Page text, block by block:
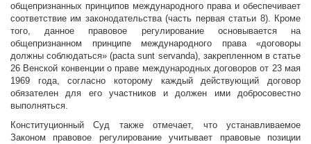
общепризнанных принципов международного права и обеспечивает
соответствие им законодательства (часть первая статьи 8). Кроме
того, данное правовое регулирование основывается на
общепризнанном принципе международного права «договоры
должны соблюдаться» (pacta sunt servanda), закрепленном в статье
26 Венской конвенции о праве международных договоров от 23 мая
1969 года, согласно которому каждый действующий договор
обязателен для его участников и должен ими добросовестно
выполняться.
Конституционный Суд также отмечает, что устанавливаемое
Законом правовое регулирование учитывает правовые позиции